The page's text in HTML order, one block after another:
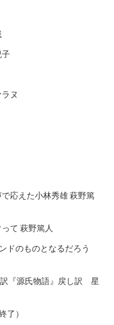
ヌ
応えた小林秀雄 萩野篤
て 萩野篤人
ドのものとなるだろう
『源氏物語』戻し訳 星
）